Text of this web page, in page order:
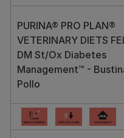
PURINA® PRO PLAN®
VETERINARY DIETS
DM St/Ox Diabetes
Management™ -
Pollo